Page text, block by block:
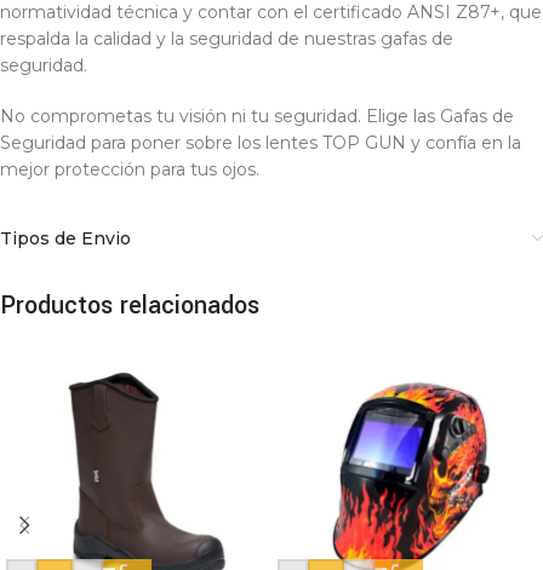
normatividad técnica y contar con el certificado ANSI Z87+, que
respalda la calidad y la seguridad de nuestras gafas de
seguridad.
No comprometas tu visión ni tu seguridad. Elige las Gafas de
Seguridad para poner sobre los lentes TOP GUN y confía en la
mejor protección para tus ojos.
Tipos de Envio
Productos relacionados